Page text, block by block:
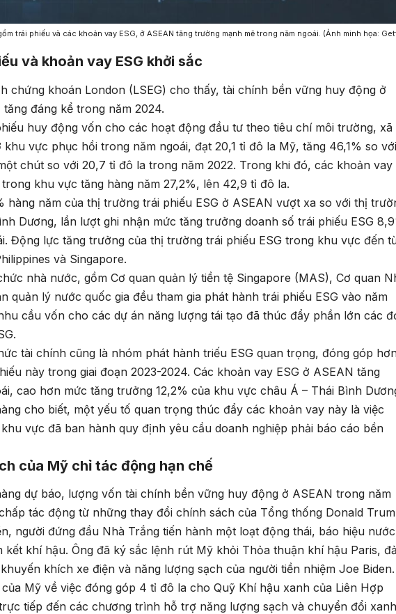
trái phiếu và các khoản vay ESG, ở ASEAN tăng trưởng mạnh mẽ trong năm ngoái. (Ảnh minh họa:
và khoản vay ESG khởi sắc
chứng khoán London (LSEG) cho thấy, tài chính bền vững huy động ở
đáng kể trong năm 2024.
huy động vốn cho các hoạt động đầu tư theo tiêu chí môi trường, xã
khu vực phục hồi trong năm ngoái, đạt 20,1 tỉ đô la Mỹ, tăng 46,1% so với
chút so với 20,7 tỉ đô la trong năm 2022. Trong khi đó, các khoản vay
khu vực tăng hàng năm 27,2%, lên 42,9 tỉ đô la.
hàng năm của thị trường trái phiếu ESG ở ASEAN vượt xa so với thị
Dương, lần lượt ghi nhận mức tăng trưởng doanh số trái phiếu ESG
Động lực tăng trưởng của thị trường trái phiếu ESG trong khu vực đến
và Singapore.
nhà nước, gồm Cơ quan quản lý tiền tệ Singapore (MAS), Cơ quan
quản lý nước quốc gia đều tham gia phát hành trái phiếu ESG vào năm
cầu vốn cho các dự án năng lượng tái tạo đã thúc đẩy phần lớn các
tài chính cũng là nhóm phát hành triếu ESG quan trọng, đóng góp
này trong giai đoạn 2023-2024. Các khoản vay ESG ở ASEAN tăng
cao hơn mức tăng trưởng 12,2% của khu vực châu Á – Thái Bình
cho biết, một yếu tố quan trọng thúc đẩy các khoản vay này là việc
vực đã ban hành quy định yêu cầu doanh nghiệp phải báo cáo bền
của Mỹ chỉ tác động hạn chế
dự báo, lượng vốn tài chính bền vững huy động ở ASEAN trong năm
tác động từ những thay đổi chính sách của Tổng thống Donald
người đứng đầu Nhà Trắng tiến hành một loạt động thái, báo hiệu nước
kết khí hậu. Ông đã ký sắc lệnh rút Mỹ khỏi Thỏa thuận khí hậu Paris,
khích xe điện và năng lượng sạch của người tiền nhiệm Joe Biden.
Mỹ về việc đóng góp 4 tỉ đô la cho Quỹ Khí hậu xanh của Liên Hợp
tiếp đến các chương trình hỗ trợ năng lượng sạch và chuyển đổi